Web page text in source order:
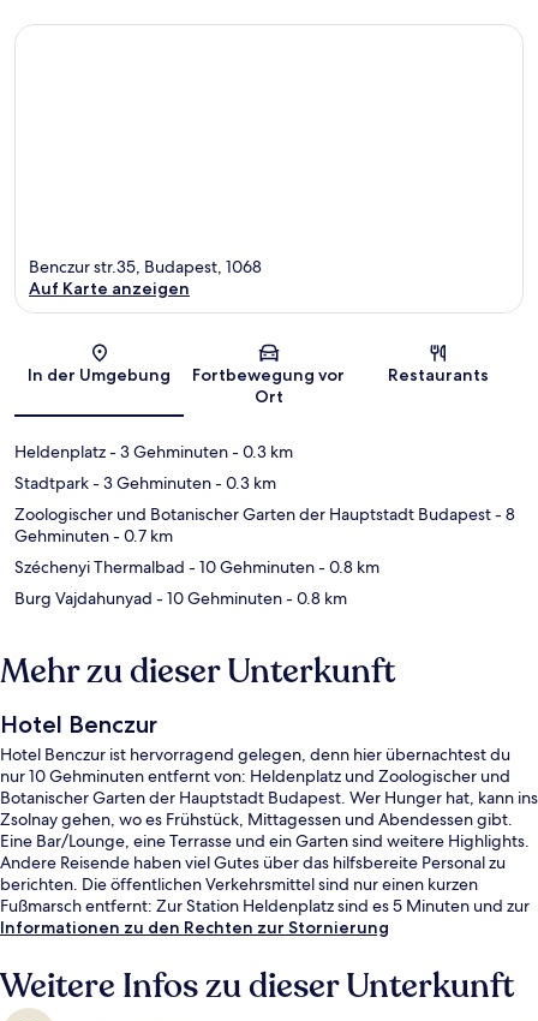
Karte
Benczur str.35, Budapest, 1068
Auf Karte anzeigen
In der Umgebung
Fortbewegung vor
Ort
Restaurants
Heldenplatz- 3 Gehminuten- 0.3 km
Stadtpark- 3 Gehminuten- 0.3 km
Zoologischer und Botanischer Garten der Hauptstadt Budapest- 8
Gehminuten- 0.7 km
Széchenyi Thermalbad - 10 Gehminuten- 0.8 km
Burg Vajdahunyad - 10 Gehminuten- 0.8 km
Mehr zu dieser Unterkunft
Hotel Benczur
Hotel Benczur ist hervorragend gelegen, denn hier übernachtest du
nur 10 Gehminuten entfernt von: Heldenplatz und Zoologischer und
Botanischer Garten der Hauptstadt Budapest. Wer Hunger hat, kann ins
Zsolnay gehen, wo es Frühstück, Mittagessen und Abendessen gibt.
Eine Bar/Lounge, eine Terrasse und ein Garten sind weitere Highlights.
Andere Reisende haben viel Gutes über das hilfsbereite Personal zu
berichten. Die öffentlichen Verkehrsmittel sind nur einen kurzen
Fußmarsch entfernt: Zur Station Heldenplatz sind es 5 Minuten und zur
Station Bajza út 5 Minuten.
Informationen zu den Rechten zur Stornierung
Weitere Infos zu dieser Unterkunft